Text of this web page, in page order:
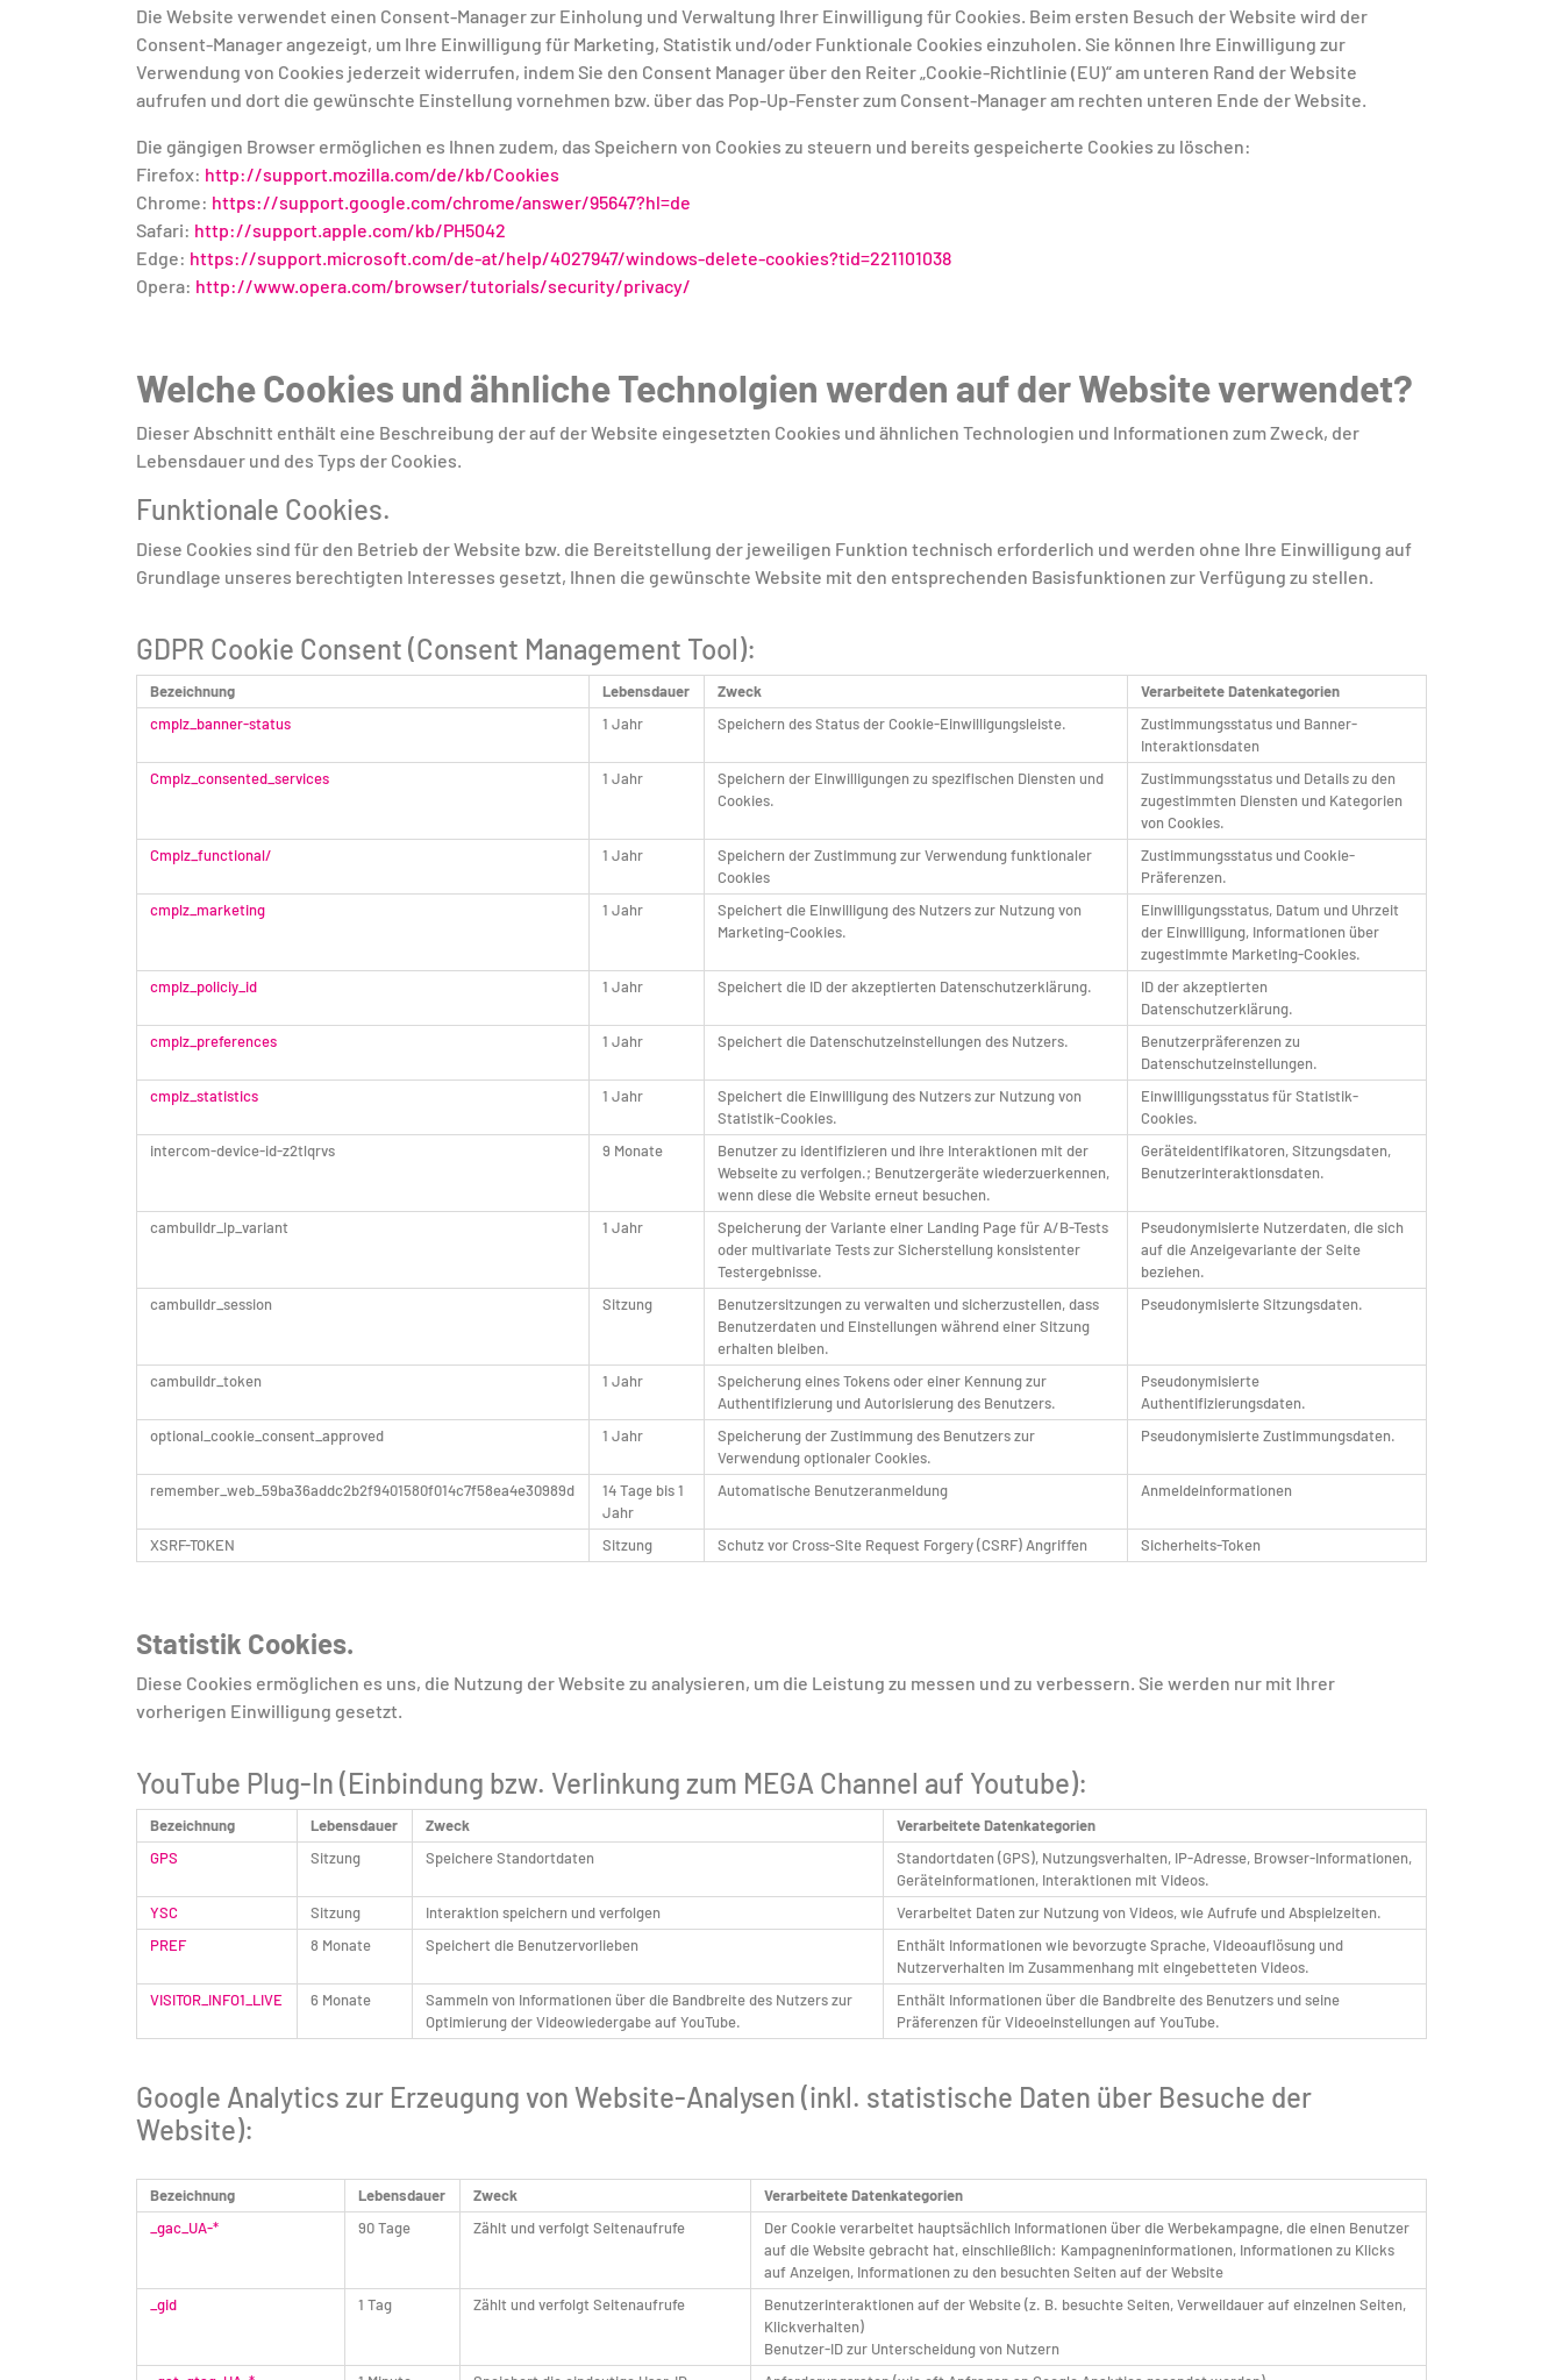
Die Website verwendet einen Consent-Manager zur Einholung und Verwaltung Ihrer Einwilligung für Cookies. Beim ersten Besuch der Website wird der
Consent-Manager angezeigt, um Ihre Einwilligung für Marketing, Statistik und/oder Funktionale Cookies einzuholen. Sie können Ihre Einwilligung zur
Verwendung von Cookies jederzeit widerrufen, indem Sie den Consent Manager über den Reiter „Cookie-Richtlinie (EU)“ am unteren Rand der Website
aufrufen und dort die gewünschte Einstellung vornehmen bzw. über das Pop-Up-Fenster zum Consent-Manager am rechten unteren Ende der Website.
Die gängigen Browser ermöglichen es Ihnen zudem, das Speichern von Cookies zu steuern und bereits gespeicherte Cookies zu löschen:
Firefox: http://support.mozilla.com/de/kb/Cookies
Chrome: https://support.google.com/chrome/answer/95647?hl=de
Safari: http://support.apple.com/kb/PH5042
Edge: https://support.microsoft.com/de-at/help/4027947/windows-delete-cookies?tid=221101038
Opera: http://www.opera.com/browser/tutorials/security/privacy/
Welche Cookies und ähnliche Technolgien werden auf der Website verwendet?
Dieser Abschnitt enthält eine Beschreibung der auf der Website eingesetzten Cookies und ähnlichen Technologien und Informationen zum Zweck, der
Lebensdauer und des Typs der Cookies.
Funktionale Cookies.
Diese Cookies sind für den Betrieb der Website bzw. die Bereitstellung der jeweiligen Funktion technisch erforderlich und werden ohne Ihre Einwilligung auf
Grundlage unseres berechtigten Interesses gesetzt, Ihnen die gewünschte Website mit den entsprechenden Basisfunktionen zur Verfügung zu stellen.
GDPR Cookie Consent (Consent Management Tool):
Bezeichnung Lebensdauer Zweck
Verarbeitete Datenkategorien
cmplz_banner-status
1 Jahr Speichern des Status der Cookie-Einwilligungsleiste.
Zustimmungsstatus und Banner-
Interaktionsdaten
Cmplz_consented_services
1 Jahr
Speichern der Einwilligungen zu spezifischen Diensten und
Cookies.
Zustimmungsstatus und Details zu den
zugestimmten Diensten und Kategorien
von Cookies.
Cmplz_functional/
1 Jahr
Speichern der Zustimmung zur Verwendung funktionaler
Cookies
Zustimmungsstatus und Cookie-
Präferenzen.
cmplz_marketing
1 Jahr
Speichert die Einwilligung des Nutzers zur Nutzung von
Marketing-Cookies.
Einwilligungsstatus, Datum und Uhrzeit
der Einwilligung, Informationen über
zugestimmte Marketing-Cookies.
cmplz_policiy_id
1 Jahr Speichert die ID der akzeptierten Datenschutzerklärung.
ID der akzeptierten
Datenschutzerklärung.
cmplz_preferences
1 Jahr Speichert die Datenschutzeinstellungen des Nutzers.
Benutzerpräferenzen zu
Datenschutzeinstellungen.
cmplz_statistics
1 Jahr
Speichert die Einwilligung des Nutzers zur Nutzung von
Statistik-Cookies.
Einwilligungsstatus für Statistik-
Cookies.
intercom-device-id-z2tlqrvs
9 Monate
Benutzer zu identifizieren und ihre Interaktionen mit der
Webseite zu verfolgen.; Benutzergeräte wiederzuerkennen,
wenn diese die Website erneut besuchen.
Geräteidentifikatoren, Sitzungsdaten,
Benutzerinteraktionsdaten.
cambuildr_lp_variant 1 Jahr
Speicherung der Variante einer Landing Page für A/B-Tests
oder multivariate Tests zur Sicherstellung konsistenter
Testergebnisse.
Pseudonymisierte Nutzerdaten, die sich
auf die Anzeigevariante der Seite
beziehen.
cambuildr_session
Sitzung
Benutzersitzungen zu verwalten und sicherzustellen, dass
Benutzerdaten und Einstellungen während einer Sitzung
erhalten bleiben.
Pseudonymisierte Sitzungsdaten.
cambuildr_token 1 Jahr
Speicherung eines Tokens oder einer Kennung zur
Authentifizierung und Autorisierung des Benutzers.
Pseudonymisierte
Authentifizierungsdaten.
optional_cookie_consent_approved
1 Jahr
Speicherung der Zustimmung des Benutzers zur
Verwendung optionaler Cookies.
Pseudonymisierte Zustimmungsdaten.
remember_web_59ba36addc2b2f9401580f014c7f58ea4e30989d
14 Tage bis 1
Jahr
Automatische Benutzeranmeldung Anmeldeinformationen
XSRF-TOKEN Sitzung Schutz vor Cross-Site Request Forgery (CSRF) Angriffen Sicherheits-Token
Statistik Cookies.
Diese Cookies ermöglichen es uns, die Nutzung der Website zu analysieren, um die Leistung zu messen und zu verbessern. Sie werden nur mit Ihrer
vorherigen Einwilligung gesetzt.
YouTube Plug-In (Einbindung bzw. Verlinkung zum MEGA Channel auf Youtube):
Bezeichnung Lebensdauer Zweck
Verarbeitete Datenkategorien
GPS
Sitzung Speichere Standortdaten
Standortdaten (GPS), Nutzungsverhalten, IP-Adresse, Browser-Informationen,
Geräteinformationen, Interaktionen mit Videos.
YSC
Sitzung Interaktion speichern und verfolgen
Verarbeitet Daten zur Nutzung von Videos, wie Aufrufe und Abspielzeiten.
PREF
8 Monate Speichert die Benutzervorlieben
Enthält Informationen wie bevorzugte Sprache, Videoauflösung und
Nutzerverhalten im Zusammenhang mit eingebetteten Videos.
VISITOR_INFO1_LIVE
6 Monate
Sammeln von Informationen über die Bandbreite des Nutzers zur
Optimierung der Videowiedergabe auf YouTube.
Enthält Informationen über die Bandbreite des Benutzers und seine
Präferenzen für Videoeinstellungen auf YouTube.
Google Analytics zur Erzeugung von Website-Analysen (inkl. statistische Daten über Besuche der
Website):
Bezeichnung Lebensdauer Zweck
Verarbeitete Datenkategorien
_gac_UA-*
90 Tage Zählt und verfolgt Seitenaufrufe
Der Cookie verarbeitet hauptsächlich Informationen über die Werbekampagne, die einen Benutzer
auf die Website gebracht hat, einschließlich: Kampagneninformationen, Informationen zu Klicks
auf Anzeigen, Informationen zu den besuchten Seiten auf der Website
_gid
1 Tag Zählt und verfolgt Seitenaufrufe
Benutzerinteraktionen auf der Website (z. B. besuchte Seiten, Verweildauer auf einzelnen Seiten,
Klickverhalten)
Benutzer-ID zur Unterscheidung von Nutzern